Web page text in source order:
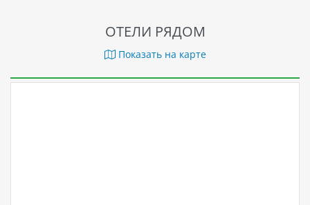
ОТЕЛИ РЯДОМ
Показать на карте